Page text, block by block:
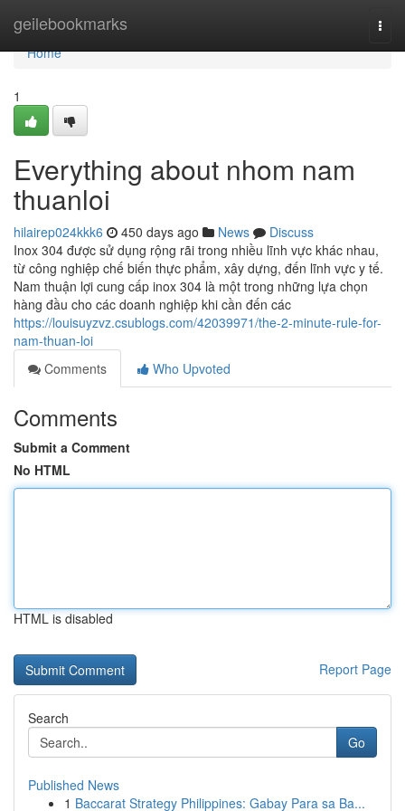
geilebookmarks
Home
Home
1
Everything about nhom nam
thuanloi
hilairep024kkk6 450 days ago News
Discuss
Inox 304 được sử dụng rộng rãi trong nhiều lĩnh vực khác nhau,
từ công nghiệp chế biến thực phẩm, xây dựng, đến lĩnh vực y tế.
Nam thuận lợi cung cấp inox 304 là một trong những lựa chọn
hàng đầu cho các doanh nghiệp khi cần đến các
https://louisuyzvz.csublogs.com/42039971/the-2-minute-rule-for-
nam-thuan-loi
Comments
Who Upvoted
Comments
Submit a Comment
No HTML
HTML is disabled
Report Page
Search
Go
Published News
1 Baccarat Strategy Philippines: Gabay Para sa Ba...